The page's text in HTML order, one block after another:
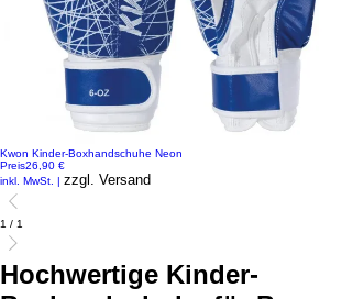
Kwon Kinder-Boxhandschuhe Neon
Preis26,90 €
inkl. MwSt. | zzgl. Versand
1 / 1
Hochwertige Kinder-